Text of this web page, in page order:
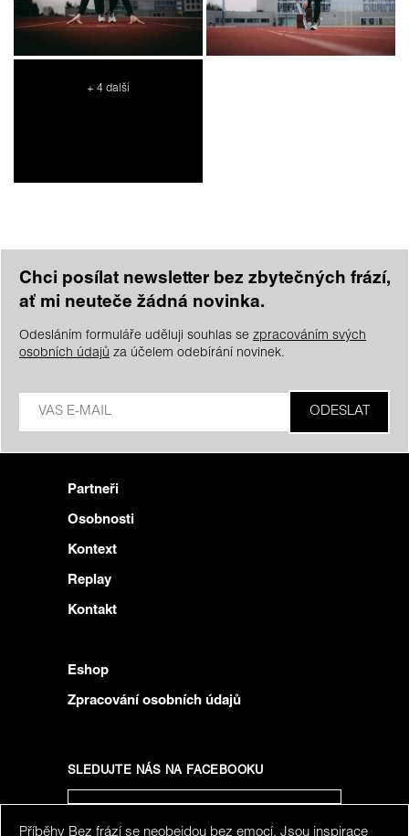
+ 4 další
Chci posílat newsletter bez zbytečných frází,
ať mi neuteče žádná novinka.
Odesláním formuláře uděluji souhlas se zpracováním svých
osobních údajů za účelem odebírání novinek.
Partneři
Osobnosti
Kontext
Replay
Kontakt
Eshop
Zpracování osobních údajů
SLEDUJTE NÁS NA FACEBOOKU
Příběhy Bez frází se neobejdou bez emocí. Jsou inspirace